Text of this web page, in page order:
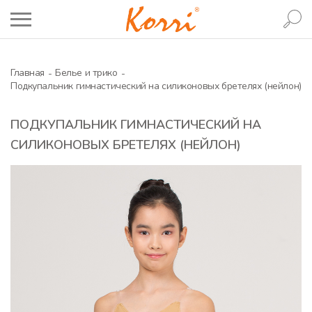
Главная
Белье и трико
Подкупальник гимнастический на силиконовых бретелях (нейлон)
ПОДКУПАЛЬНИК ГИМНАСТИЧЕСКИЙ НА
СИЛИКОНОВЫХ БРЕТЕЛЯХ (НЕЙЛОН)